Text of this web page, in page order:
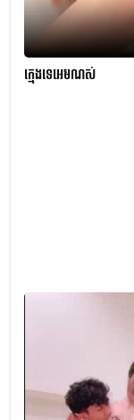
ក្មេងទេអេមណស់